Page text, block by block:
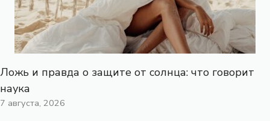
Ложь и правда о защите от солнца: что говорит
наука
7 августа, 2026